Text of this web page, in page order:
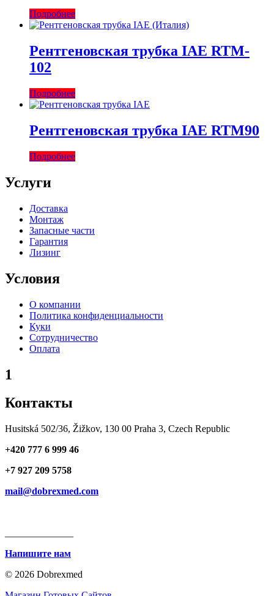
Подробнее
Рентгеновская трубка IAE RTM-
102
Подробнее
Рентгеновская трубка IAE RTM90
Подробнее
Услуги
Доставка
Монтаж
Запасные части
Гарантия
Лизинг
Условия
О компании
Политика конфиденциальности
Куки
Сотрудничество
Оплата
1
Контакты
Husitská 502/36, Žižkov, 130 00 Praha 3, Czech Republic
+420 777 6 999 46
+7 927 209 5758
mail@dobrexmed.com
Напишите нам
© 2026 Dobrexmed